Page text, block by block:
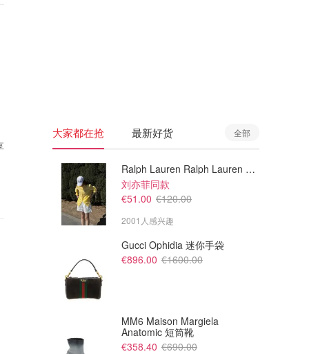
大家都在抢 最新好货 全部
Ralph Lauren Ralph Lauren 男童亚麻衬衫
刘亦菲同款
€51.00 €120.00
2001人感兴趣
Gucci Ophidia 迷你手袋
€896.00 €1600.00
MM6 Maison Margiela
Anatomic 短筒靴
€358.40 €690.00